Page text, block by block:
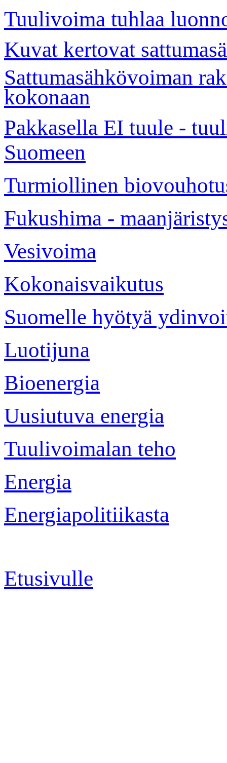
Tuulivoima tuhlaa
Kuvat kertovat
Sattumasähkövoiman
kokonaan
Pakkasella EI tuule -
Suomeen
Turmiollinen
Fukushima -
Vesivoima
Kokonaisvaikutus
Suomelle hyötyä
Luotijuna
Bioenergia
Uusiutuva energia
Tuulivoimalan teho
Energia
Energiapolitiikasta
Etusivulle